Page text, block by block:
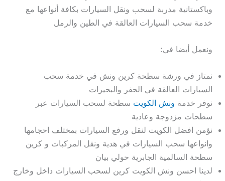
وباكستانية مدربة لسحب ونقل السيارات بكافة أنواعها مع
خدمة سحب السيارات العالقة في الطين والرمل
ونعمل أيضا في:
نمتاز في ورشة سطحة كرين ونش في خدمة سحب
السيارات العالقة في الحفر والبحيرات
نوفر خدمة ونش الكويت سطحة لسحب السيارات عبر
سطحات مزدوجة وعادية
نؤمن افضل الكويت لنقل ورفع السيارات بمختلف احجامها
وانواعها سحب السيارات في هدية ونقل المركبات و كرين
سطحة السالمية الجابرية حولي بيان
لدينا احسن ونش الكويت كرين لسحب السيارات داخل وخارج